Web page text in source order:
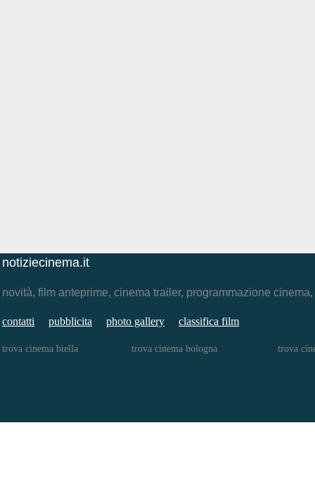
notiziecinema.it
novità, film anteprime, cinema trailer, programmazione
contatti pubblicita photo gallery classifica film
trova cinema biella trova cinema bologna trova